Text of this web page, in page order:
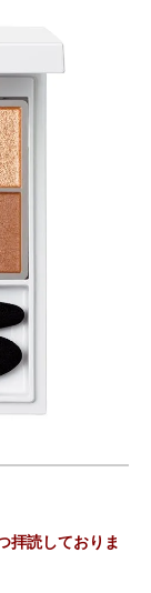
拝読しておりま